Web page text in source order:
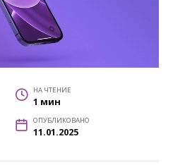
НА ЧТЕНИЕ
1 мин
ОПУБЛИКОВАНО
11.01.2025